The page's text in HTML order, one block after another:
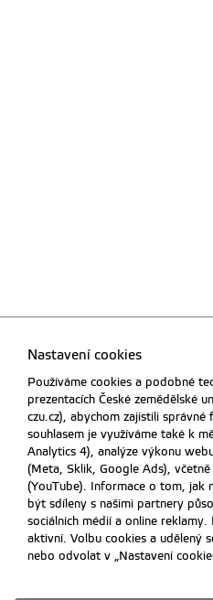
Nastavení cookies
Používáme cookies a podobné
prezentacích České zemědělské
czu.cz), abychom zajistili správné
souhlasem je využíváme také k
Analytics 4), analýze výkonu
(Meta, Sklik, Google Ads),
(YouTube). Informace o tom, jak
být sdíleny s našimi partnery
sociálních médií a online
aktivní. Volbu cookies a udělený
nebo odvolat v „Nastavení